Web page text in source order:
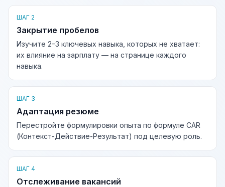
ШАГ 2
Закрытие пробелов
Изучите 2–3 ключевых навыка, которых не хватает:
их влияние на зарплату — на странице каждого
навыка.
ШАГ 3
Адаптация резюме
Перестройте формулировки опыта по формуле CAR
(Контекст-Действие-Результат) под целевую роль.
ШАГ 4
Отслеживание вакансий